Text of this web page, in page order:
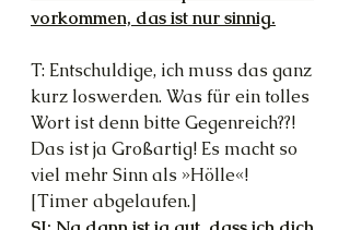
vorkommen, das ist nur sinnig.
T: Entschuldige, ich muss das ganz
kurz loswerden. Was für ein tolles
Wort ist denn bitte Gegenreich??!
Das ist ja Großartig! Es macht so
viel mehr Sinn als »Hölle«!
[Timer abgelaufen.]